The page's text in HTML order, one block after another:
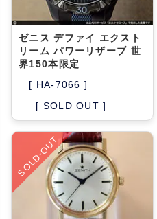
ゼニス デファイ エクスト
リーム パワーリザーブ 世
界150本限定
[ HA-7066 ]
[ SOLD OUT ]
SOLD-OUT